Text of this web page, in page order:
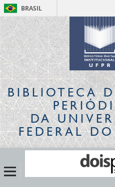
BRASIL
BIBLIOTECA
DA
FEDERAL